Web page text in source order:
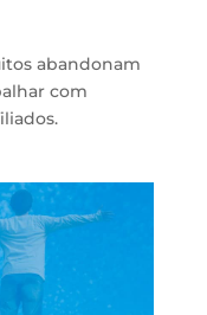
abandonam
com